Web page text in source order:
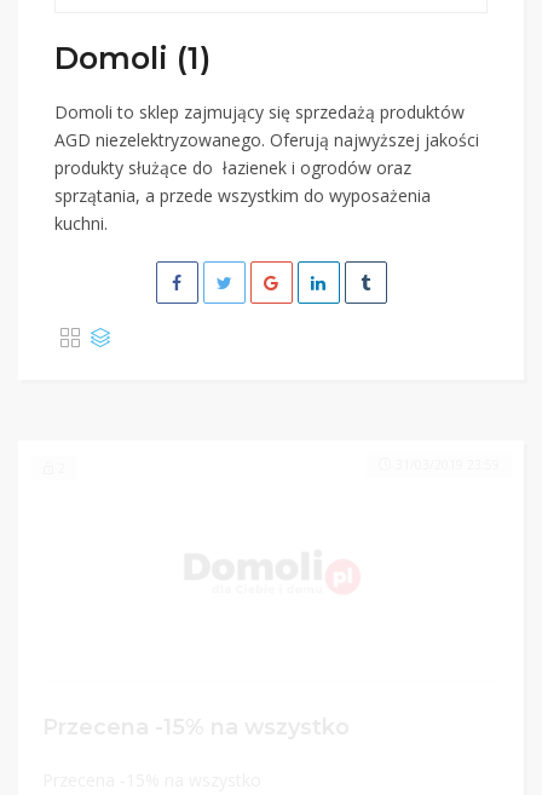
Domoli (1)
Domoli to sklep zajmujący się sprzedażą produktów
AGD niezelektryzowanego. Oferują najwyższej jakości
produkty służące do łazienek i ogrodów oraz
sprzątania, a przede wszystkim do wyposażenia
kuchni.